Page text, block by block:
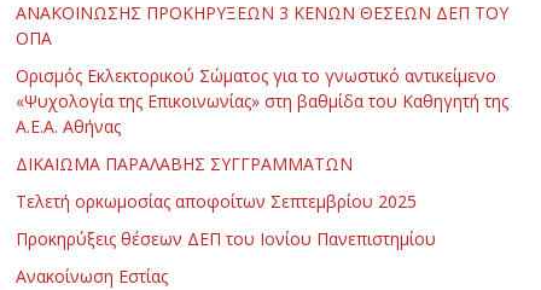
ΑΝΑΚΟΙΝΩΣΗΣ ΠΡΟΚΗΡΥΞΕΩΝ 3 ΚΕΝΩΝ ΘΕΣΕΩΝ ΔΕΠ ΤΟΥ
ΟΠΑ
Ορισμός Εκλεκτορικού Σώματος για το γνωστικό αντικείμενο
«Ψυχολογία της Επικοινωνίας» στη βαθμίδα του Καθηγητή της
Α.Ε.Α. Αθήνας
ΔΙΚΑΙΩΜΑ ΠΑΡΑΛΑΒΗΣ ΣΥΓΓΡΑΜΜΑΤΩΝ
Τελετή ορκωμοσίας αποφοίτων Σεπτεμβρίου 2025
Προκηρύξεις θέσεων ΔΕΠ του Ιονίου Πανεπιστημίου
Ανακοίνωση Εστίας